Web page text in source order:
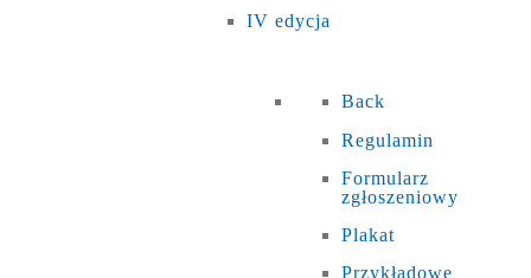
IV edycja
Back
Regulamin
Formularz
zgłoszeniowy
Plakat
Przykładowe